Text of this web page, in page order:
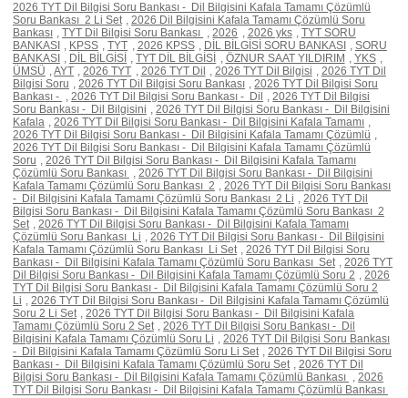
2026 TYT Dil Bilgisi Soru Bankası - Dil Bilgisini Kafala Tamamı Çözümlü
Soru Bankası 2 Li Set , 2026 Dil Bilgisini Kafala Tamamı Çözümlü Soru
Bankası , TYT Dil Bilgisi Soru Bankası , 2026 , 2026 yks , TYT SORU
BANKASI , KPSS , TYT , 2026 KPSS , DİL BİLGİSİ SORU BANKASI , SORU
BANKASI , DİL BİLGİSİ , TYT DİL BİLGİSİ , ÖZNUR SAAT YILDIRIM , YKS ,
ÜMSÜ ,AYT , 2026 TYT , 2026 TYT Dil , 2026 TYT Dil Bilgisi , 2026 TYT Dil
Bilgisi Soru , 2026 TYT Dil Bilgisi Soru Bankası , 2026 TYT Dil Bilgisi Soru
Bankası - , 2026 TYT Dil Bilgisi Soru Bankası - Dil , 2026 TYT Dil Bilgisi
Soru Bankası - Dil Bilgisini , 2026 TYT Dil Bilgisi Soru Bankası - Dil Bilgisini
Kafala , 2026 TYT Dil Bilgisi Soru Bankası - Dil Bilgisini Kafala Tamamı ,
2026 TYT Dil Bilgisi Soru Bankası - Dil Bilgisini Kafala Tamamı Çözümlü ,
2026 TYT Dil Bilgisi Soru Bankası - Dil Bilgisini Kafala Tamamı Çözümlü
Soru , 2026 TYT Dil Bilgisi Soru Bankası - Dil Bilgisini Kafala Tamamı
Çözümlü Soru Bankası , 2026 TYT Dil Bilgisi Soru Bankası - Dil Bilgisini
Kafala Tamamı Çözümlü Soru Bankası 2 , 2026 TYT Dil Bilgisi Soru Bankası
- Dil Bilgisini Kafala Tamamı Çözümlü Soru Bankası 2 Li , 2026 TYT Dil
Bilgisi Soru Bankası - Dil Bilgisini Kafala Tamamı Çözümlü Soru Bankası 2
Set , 2026 TYT Dil Bilgisi Soru Bankası - Dil Bilgisini Kafala Tamamı
Çözümlü Soru Bankası Li , 2026 TYT Dil Bilgisi Soru Bankası - Dil Bilgisini
Kafala Tamamı Çözümlü Soru Bankası Li Set , 2026 TYT Dil Bilgisi Soru
Bankası - Dil Bilgisini Kafala Tamamı Çözümlü Soru Bankası Set , 2026 TYT
Dil Bilgisi Soru Bankası - Dil Bilgisini Kafala Tamamı Çözümlü Soru 2 , 2026
TYT Dil Bilgisi Soru Bankası - Dil Bilgisini Kafala Tamamı Çözümlü Soru 2
Li , 2026 TYT Dil Bilgisi Soru Bankası - Dil Bilgisini Kafala Tamamı Çözümlü
Soru 2 Li Set , 2026 TYT Dil Bilgisi Soru Bankası - Dil Bilgisini Kafala
Tamamı Çözümlü Soru 2 Set , 2026 TYT Dil Bilgisi Soru Bankası - Dil
Bilgisini Kafala Tamamı Çözümlü Soru Li , 2026 TYT Dil Bilgisi Soru Bankası
- Dil Bilgisini Kafala Tamamı Çözümlü Soru Li Set , 2026 TYT Dil Bilgisi Soru
Bankası - Dil Bilgisini Kafala Tamamı Çözümlü Soru Set , 2026 TYT Dil
Bilgisi Soru Bankası - Dil Bilgisini Kafala Tamamı Çözümlü Bankası , 2026
TYT Dil Bilgisi Soru Bankası - Dil Bilgisini Kafala Tamamı Çözümlü Bankası